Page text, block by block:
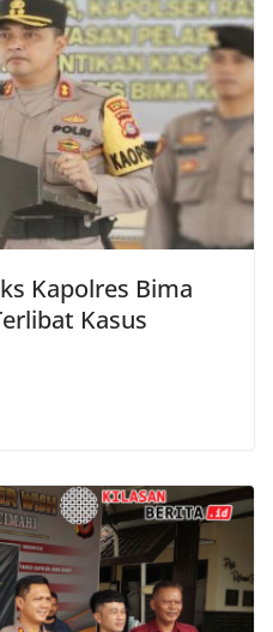
Kapolres Bima
Kasus